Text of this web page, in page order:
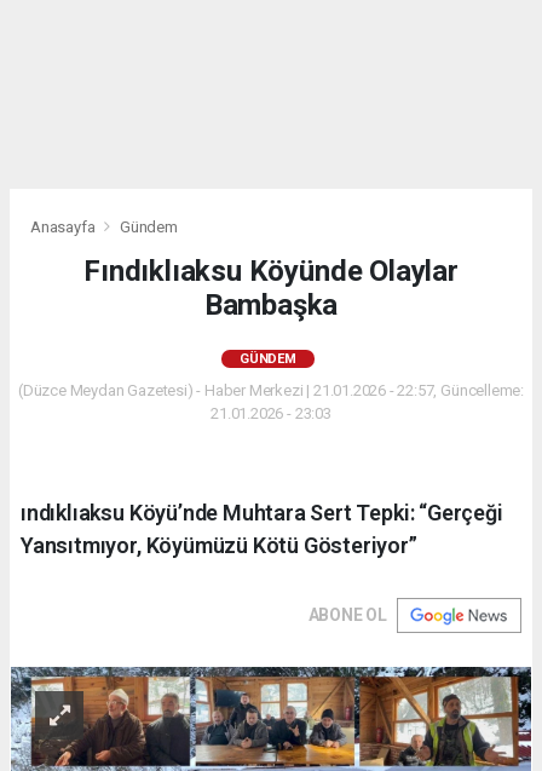
Anasayfa Gündem
Fındıklıaksu Köyünde Olaylar
Bambaşka
GÜNDEM
(Düzce Meydan Gazetesi) - Haber Merkezi | 21.01.2026 - 22:57, Güncelleme:
21.01.2026 - 23:03
ındıklıaksu Köyü’nde Muhtara Sert Tepki: “Gerçeği
Yansıtmıyor, Köyümüzü Kötü Gösteriyor”
ABONE OL